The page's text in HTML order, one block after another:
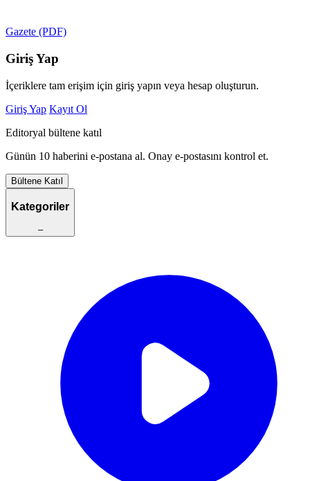
Gazete (PDF)
Giriş Yap
İçeriklere tam erişim için giriş yapın veya hesap oluşturun.
Giriş Yap Kayıt Ol
Editoryal bültene katıl
Günün 10 haberini e-postana al. Onay e-postasını kontrol et.
Bültene Katıl
Kategoriler
–